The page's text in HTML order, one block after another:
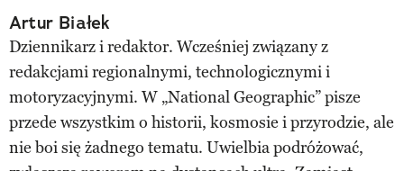
Artur Białek
Dziennikarz i redaktor. Wcześniej związany z
redakcjami regionalnymi, technologicznymi i
motoryzacyjnymi. W „National Geographic” pisze
przede wszystkim o historii, kosmosie i przyrodzie, ale
nie boi się żadnego tematu. Uwielbia podróżować,